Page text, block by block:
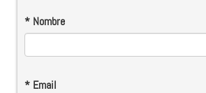
* Nombre
* Email